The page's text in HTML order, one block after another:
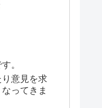
。
意見を求
ってきま